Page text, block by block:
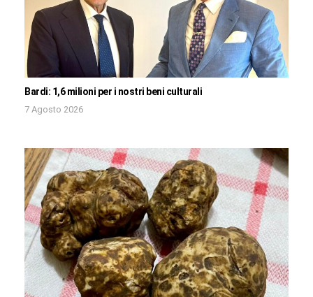
Bardi: 1,6 milioni per i nostri beni culturali
7 Agosto 2026